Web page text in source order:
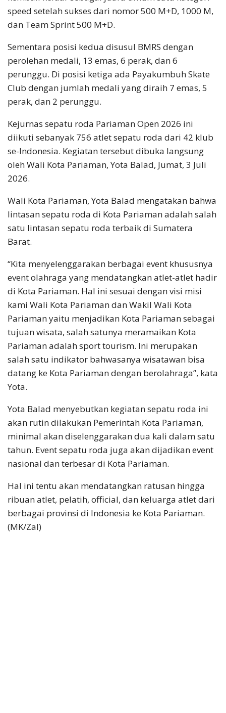
speed setelah sukses dari nomor 500 M+D, 1000 M,
dan Team Sprint 500 M+D.
Sementara posisi kedua disusul BMRS dengan
perolehan medali, 13 emas, 6 perak, dan 6
perunggu. Di posisi ketiga ada Payakumbuh Skate
Club dengan jumlah medali yang diraih 7 emas, 5
perak, dan 2 perunggu.
Kejurnas sepatu roda Pariaman Open 2026 ini
diikuti sebanyak 756 atlet sepatu roda dari 42 klub
se-Indonesia. Kegiatan tersebut dibuka langsung
oleh Wali Kota Pariaman, Yota Balad, Jumat, 3 Juli
2026.
Wali Kota Pariaman, Yota Balad mengatakan bahwa
lintasan sepatu roda di Kota Pariaman adalah salah
satu lintasan sepatu roda terbaik di Sumatera
Barat.
“Kita menyelenggarakan berbagai event khususnya
event olahraga yang mendatangkan atlet-atlet hadir
di Kota Pariaman. Hal ini sesuai dengan visi misi
kami Wali Kota Pariaman dan Wakil Wali Kota
Pariaman yaitu menjadikan Kota Pariaman sebagai
tujuan wisata, salah satunya meramaikan Kota
Pariaman adalah sport tourism. Ini merupakan
salah satu indikator bahwasanya wisatawan bisa
datang ke Kota Pariaman dengan berolahraga”, kata
Yota.
Yota Balad menyebutkan kegiatan sepatu roda ini
akan rutin dilakukan Pemerintah Kota Pariaman,
minimal akan diselenggarakan dua kali dalam satu
tahun. Event sepatu roda juga akan dijadikan event
nasional dan terbesar di Kota Pariaman.
Hal ini tentu akan mendatangkan ratusan hingga
ribuan atlet, pelatih, official, dan keluarga atlet dari
berbagai provinsi di Indonesia ke Kota Pariaman.
(MK/Zal)